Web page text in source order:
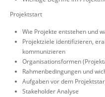
Projektstart
Wie Projekte entstehen und
Projektziele identifizieren,
kommunizieren
Organisationsformen
Rahmenbedingungen und
Aufgaben vor dem
Stakeholder Analyse